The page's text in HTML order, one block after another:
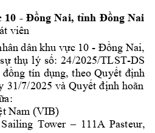
10 - Đồng Nai, tỉnh Đồng Nai
viên
dân khu vực 10 - Đồng Nai,
sự thụ lý số: 24/2025/TLST-DS
đồng tín dụng, theo Quyết định
31/7/2025 và Quyết định hoãn
a:
Nam (VIB)
Sailing Tower – 111A Pasteur,